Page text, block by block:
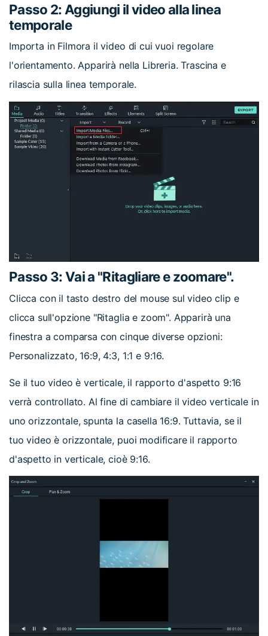
Passo 2: Aggiungi il video alla linea
temporale
Importa in Filmora il video di cui vuoi regolare
l'orientamento. Apparirà nella Libreria. Trascina e
rilascia sulla linea temporale.
Passo 3: Vai a "Ritagliare e zoomare".
Clicca con il tasto destro del mouse sul video clip e
clicca sull'opzione "Ritaglia e zoom". Apparirà una
finestra a comparsa con cinque diverse opzioni:
Personalizzato, 16:9, 4:3, 1:1 e 9:16.
Se il tuo video è verticale, il rapporto d'aspetto 9:16
verrà controllato. Al fine di cambiare il video verticale in
uno orizzontale, spunta la casella 16:9. Tuttavia, se il
tuo video è orizzontale, puoi modificare il rapporto
d'aspetto in verticale, cioè 9:16.